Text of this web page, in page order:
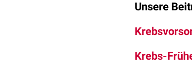
Unsere
Krebs-